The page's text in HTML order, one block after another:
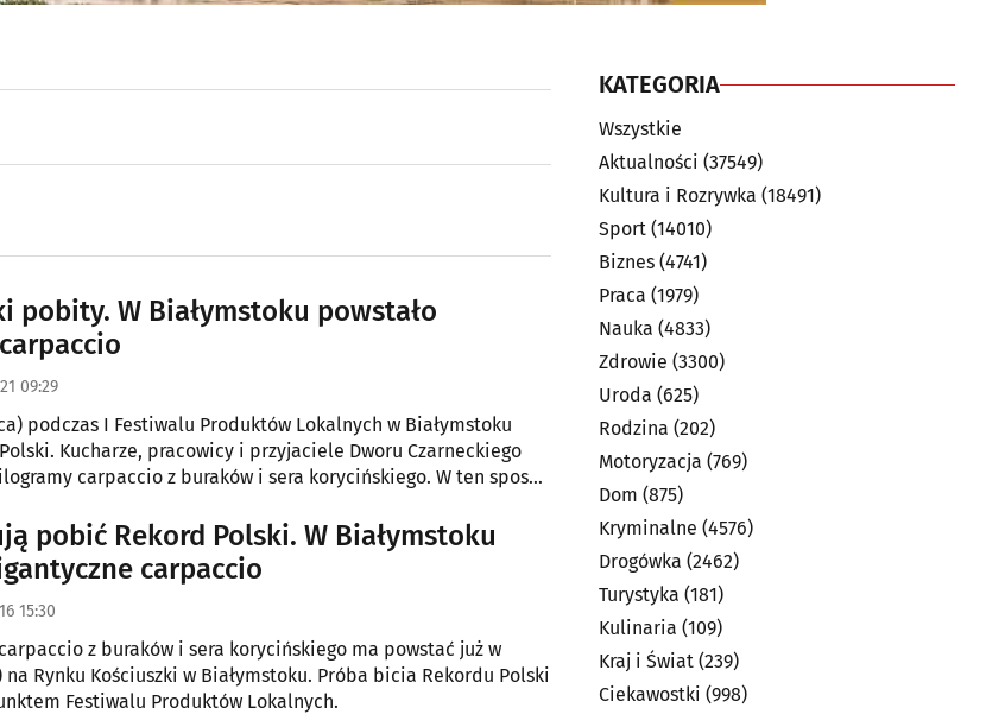
pobity. W Białymstoku powstało
09:29
podczas I Festiwalu Produktów Lokalnych w Białymstoku
Kucharze, pracowicy i przyjaciele Dworu Czarneckiego
carpaccio z buraków i sera korycińskiego. W ten sposób
pobić Rekord Polski. W Białymstoku
carpaccio
15:30
z buraków i sera korycińskiego ma powstać już w
Rynku Kościuszki w Białymstoku. Próba bicia Rekordu Polski
Festiwalu Produktów Lokalnych.
KATEGORIA
Wszystkie
Aktualności (37549)
Kultura i Rozrywka (18491)
Sport (14010)
Biznes (4741)
Praca (1979)
Nauka (4833)
Zdrowie (3300)
Uroda (625)
Rodzina (202)
Motoryzacja (769)
Dom (875)
Kryminalne (4576)
Drogówka (2462)
Turystyka (181)
Kulinaria (109)
Kraj i Świat (239)
Ciekawostki (998)